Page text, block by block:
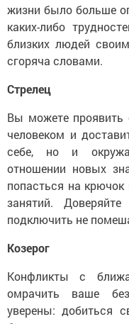
жизни было больше
каких-либо
близких людей
сгоряча словами.
Стрелец
Вы можете проявить
человеком и
себе, но и
отношении новых
попасться на
занятий.
подключить не
Козерог
Конфликты с
омрачить ваше
уверены: добиться